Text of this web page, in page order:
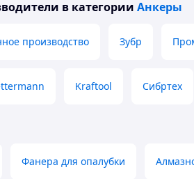
предназначен для надежного
и шлиц TORX для удобства
обеспечивает эстетичный
звезда) предотвращает
инструмента при монтаже.
в категории Анкеры
производство Зубр
Kraftool Сибртех
Фанера для опалубки